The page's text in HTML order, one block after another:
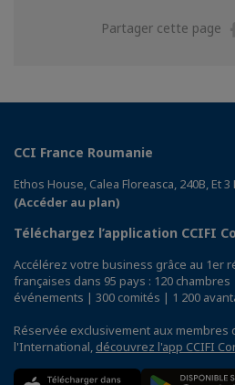
Partager cette page
CCI France Roumanie
Ethos House, Calea Floreasca, 240B, Et
(Accéder au plan)
Téléchargez l’application CCIFI
Accélérez votre business grâce au 1er
françaises dans 95 pays : 120
événements | 300 comités | 1 200
Réservée exclusivement aux membres
l'International, découvrez l'app CCIFI